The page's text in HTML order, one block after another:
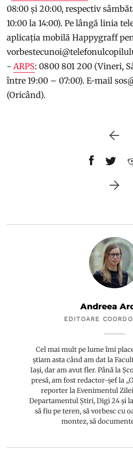
08:00 și 20:00, respectiv
10:00 la 14:00). Pe lângă linia
aplicația mobilă Happygraff
- ARPS: 0800 801 200 (Vineri,
între 19:00 – 07:00). E-mail
(Oricând).
Andreea
EDITOARE
Cel mai mult pe lume îmi
știam asta când am dat la
Iași, dar am avut fler. Până la
presă, am fost redactor-șef la
reporter la Evenimentul
Departamentul Știri, Digi 24 și
să fiu pe teren, să vorbesc cu
montez, să